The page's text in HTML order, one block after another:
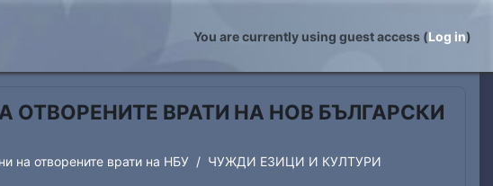
You are currently using guest access (Log in)
ОТВОРЕНИТЕ ВРАТИ НА НОВ БЪЛГАРСКИ
на отворените врати на НБУ
ЧУЖДИ ЕЗИЦИ И КУЛТУРИ